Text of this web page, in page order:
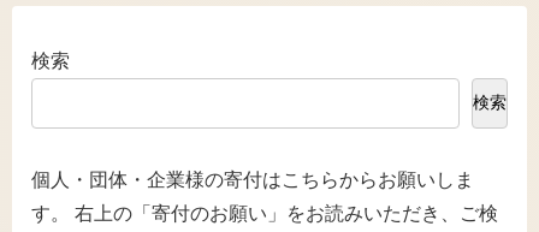
検索
検索
個人・団体・企業様の寄付はこちらからお願いしま
す。 右上の「寄付のお願い」をお読みいただき、ご検